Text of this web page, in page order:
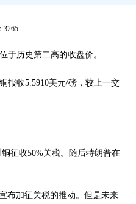
3265
于历史第二高的收盘价。
报收5.5910美元/磅，较上一交
征收50%关税。随后特朗普在
布加征关税的推动。但是未来